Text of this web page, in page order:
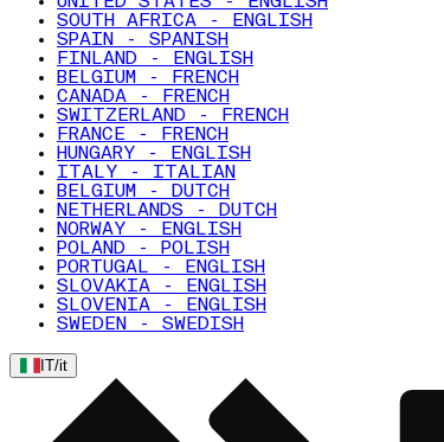
SOUTH AFRICA - ENGLISH
SPAIN - SPANISH
FINLAND - ENGLISH
BELGIUM - FRENCH
CANADA - FRENCH
SWITZERLAND - FRENCH
FRANCE - FRENCH
HUNGARY - ENGLISH
ITALY - ITALIAN
BELGIUM - DUTCH
NETHERLANDS - DUTCH
NORWAY - ENGLISH
POLAND - POLISH
PORTUGAL - ENGLISH
SLOVAKIA - ENGLISH
SLOVENIA - ENGLISH
SWEDEN - SWEDISH
IT/it